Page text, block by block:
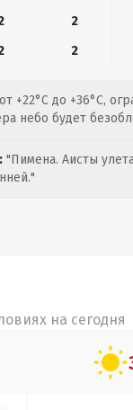
2
2
+22°C до +36°C,
небо будет
"Пимена. Аисты
на сегодня